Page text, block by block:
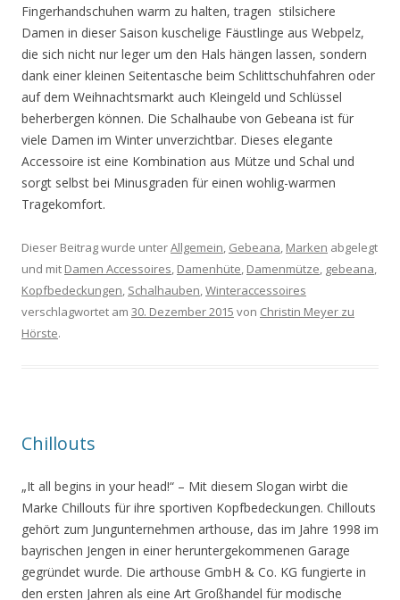
Fingerhandschuhen warm zu halten, tragen stilsichere
Damen in dieser Saison kuschelige Fäustlinge aus Webpelz,
die sich nicht nur leger um den Hals hängen lassen, sondern
dank einer kleinen Seitentasche beim Schlittschuhfahren oder
auf dem Weihnachtsmarkt auch Kleingeld und Schlüssel
beherbergen können. Die Schalhaube von Gebeana ist für
viele Damen im Winter unverzichtbar. Dieses elegante
Accessoire ist eine Kombination aus Mütze und Schal und
sorgt selbst bei Minusgraden für einen wohlig-warmen
Tragekomfort.
Dieser Beitrag wurde unterAllgemein, Gebeana, Marken abgelegt
und mit Damen Accessoires, Damenhüte, Damenmütze, gebeana,
Kopfbedeckungen, Schalhauben,Winteraccessoires
verschlagwortet am 30. Dezember 2015 von Christin Meyer zu
Hörste.
Chillouts
„It all begins in your head!“ – Mit diesem Slogan wirbt die
Marke Chillouts für ihre sportiven Kopfbedeckungen. Chillouts
gehört zum Jungunternehmen arthouse, das im Jahre 1998 im
bayrischen Jengen in einer heruntergekommenen Garage
gegründet wurde. Die arthouse GmbH & Co. KG fungierte in
den ersten Jahren als eine Art Großhandel für modische